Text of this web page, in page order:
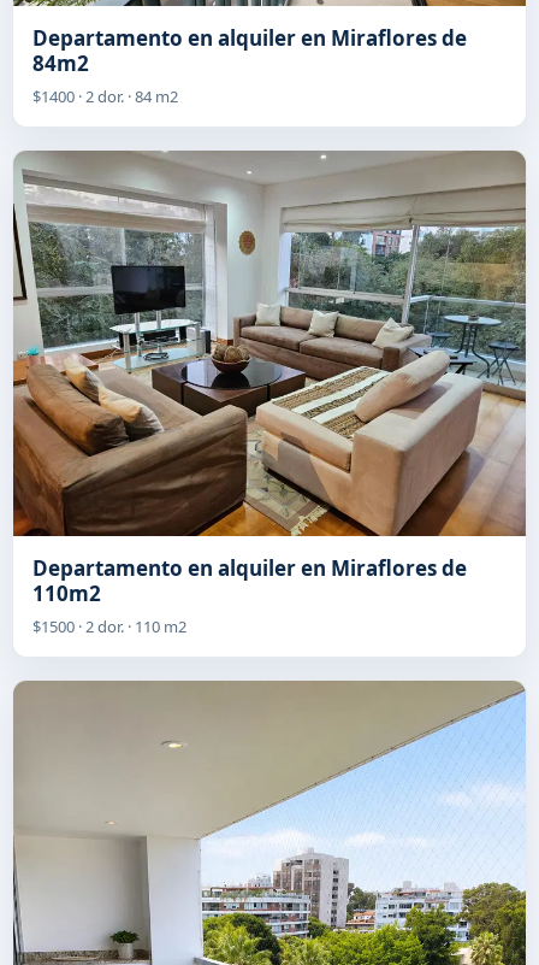
Departamento en alquiler en Miraflores de
84m2
$1400 · 2 dor. · 84 m2
Departamento en alquiler en Miraflores de
110m2
$1500 · 2 dor. · 110 m2